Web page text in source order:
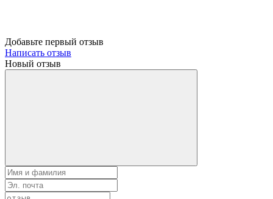
Добавьте первый отзыв
Написать отзыв
Новый отзыв